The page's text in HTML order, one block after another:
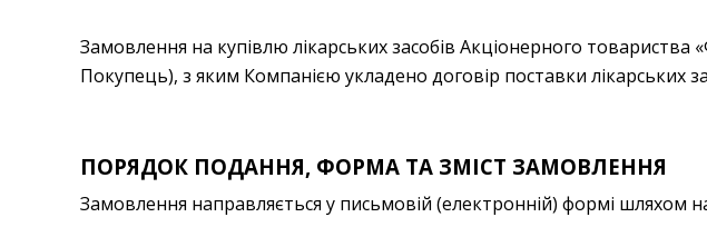
Замовлення на купівлю лікарських засобів Акціонерного
Покупець), з яким Компанією укладено договір поставки лікарських
ПОРЯДОК ПОДАННЯ, ФОРМА ТА ЗМІСТ ЗАМОВЛЕННЯ
Замовлення направляється у письмовій (електронній) формі шляхом